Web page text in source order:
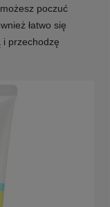
poczuć
łatwo się
i przechodzę